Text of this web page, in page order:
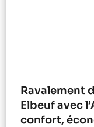
Ravalement
Elbeuf avec
confort,